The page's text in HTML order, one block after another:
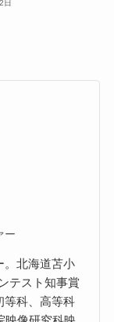
日
ー
。北海道苫⼩
テスト知事賞
等科、⾼等科